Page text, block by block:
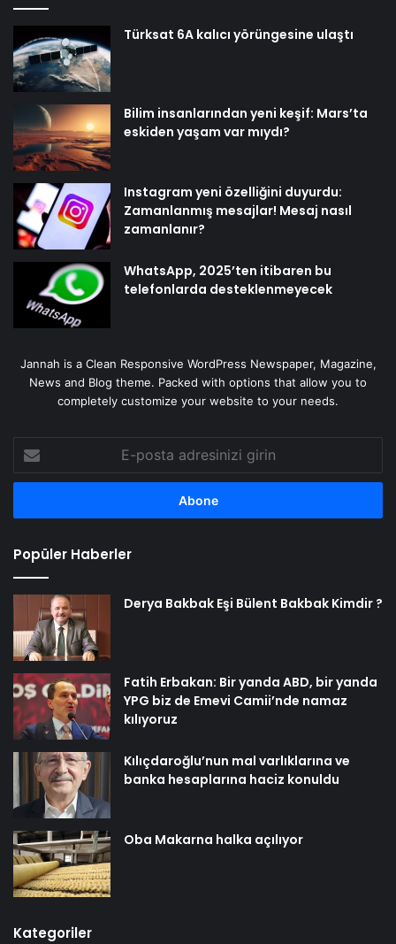
Türksat 6A kalıcı yörüngesine ulaştı
Bilim insanlarından yeni keşif: Mars’ta
eskiden yaşam var mıydı?
Instagram yeni özelliğini duyurdu:
Zamanlanmış mesajlar! Mesaj nasıl
zamanlanır?
WhatsApp, 2025’ten itibaren bu
telefonlarda desteklenmeyecek
Jannah is a Clean Responsive WordPress Newspaper, Magazine,
News and Blog theme. Packed with options that allow you to
completely customize your website to your needs.
posta
adresinizi
Popüler Haberler
Derya Bakbak Eşi Bülent Bakbak Kimdir ?
Fatih Erbakan: Bir yanda ABD, bir yanda
YPG biz de Emevi Camii’nde namaz
kılıyoruz
Kılıçdaroğlu’nun mal varlıklarına ve
banka hesaplarına haciz konuldu
Oba Makarna halka açılıyor
Kategoriler